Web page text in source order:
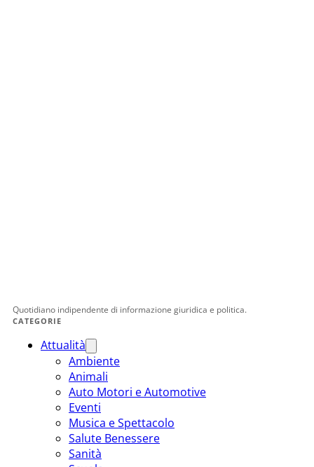
Quotidiano indipendente di informazione giuridica e politica.
CATEGORIE
Attualità
Ambiente
Animali
Auto Motori e Automotive
Eventi
Musica e Spettacolo
Salute Benessere
Sanità